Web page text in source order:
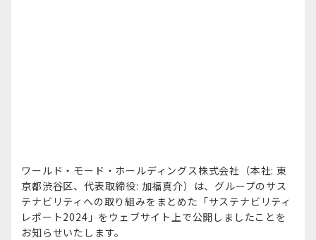
ワールド・モード・ホールディングス株式会社（本社: 東
京都渋谷区、代表取締役: 加福真介）は、グループのサス
テナビリティへの取り組みをまとめた「サステナビリティ
レポート2024」をウェブサイト上で公開しましたことを
お知らせいたします。